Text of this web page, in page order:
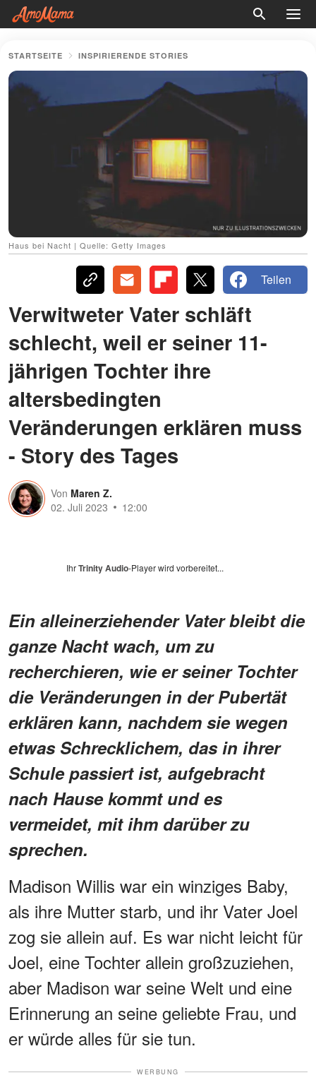
STARTSEITE INSPIRIERENDE STORIES
Haus bei Nacht | Quelle: Getty Images
Teilen
Verwitweter Vater schläft
schlecht, weil er seiner 11-
jährigen Tochter ihre
altersbedingten
Veränderungen erklären muss
- Story des Tages
Von Maren Z.
02. Juli 2023
12:00
IhrTrinity Audio-Player wird vorbereitet...
Ein alleinerziehender Vater bleibt die
ganze Nacht wach, um zu
recherchieren, wie er seiner Tochter
die Veränderungen in der Pubertät
erklären kann, nachdem sie wegen
etwas Schrecklichem, das in ihrer
Schule passiert ist, aufgebracht
nach Hause kommt und es
vermeidet, mit ihm darüber zu
sprechen.
Madison Willis war ein winziges Baby,
als ihre Mutter starb, und ihr Vater Joel
zog sie allein auf. Es war nicht leicht für
Joel, eine Tochter allein großzuziehen,
aber Madison war seine Welt und eine
Erinnerung an seine geliebte Frau, und
er würde alles für sie tun.
WERBUNG